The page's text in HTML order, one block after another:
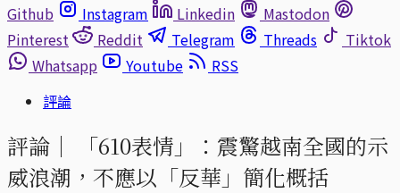
Github
Instagram Linkedin
Mastodon
Pinterest
Reddit Telegram Threads
Tiktok
Whatsapp
Youtube
RSS
評論
評論｜
「610表情」：震驚越南全國的示
威浪潮，不應以「反華」簡化概括